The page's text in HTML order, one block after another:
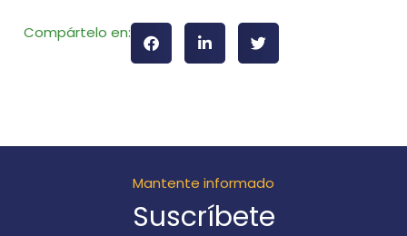
Compártelo en:
Mantente informado
Suscríbete